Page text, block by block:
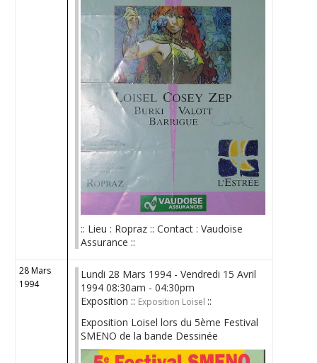
:: Lieu : Ropraz :: Contact : Vaudoise
Assurance ::
28 Mars
1994
Lundi 28 Mars 1994 - Vendredi 15 Avril
1994 08:30am - 04:30pm
Exposition :: Exposition Loisel ::
Exposition Loisel lors du 5ème Festival
SMENO de la bande Dessinée